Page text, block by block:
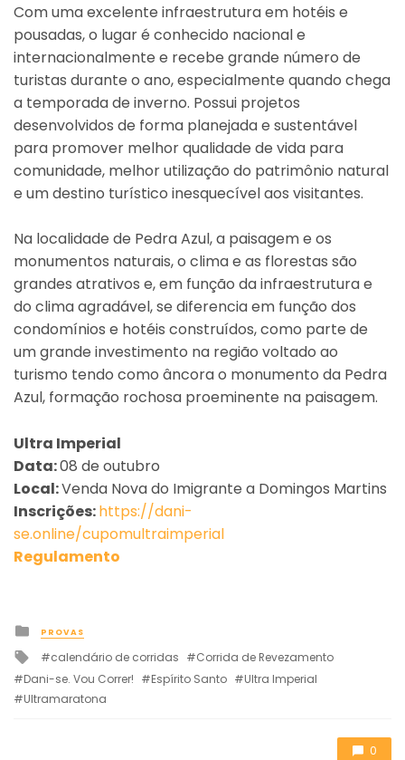
Com uma excelente infraestrutura em hotéis e
pousadas, o lugar é conhecido nacional e
internacionalmente e recebe grande número de
turistas durante o ano, especialmente quando chega
a temporada de inverno. Possui projetos
desenvolvidos de forma planejada e sustentável
para promover melhor qualidade de vida para
comunidade, melhor utilização do patrimônio natural
e um destino turístico inesquecível aos visitantes.
Na localidade de Pedra Azul, a paisagem e os
monumentos naturais, o clima e as florestas são
grandes atrativos e, em função da infraestrutura e
do clima agradável, se diferencia em função dos
condomínios e hotéis construídos, como parte de
um grande investimento na região voltado ao
turismo tendo como âncora o monumento da Pedra
Azul, formação rochosa proeminente na paisagem.
Ultra Imperial
Data:08 de outubro
Local:Venda Nova do Imigrante a Domingos Martins
Inscrições:https://dani-
se.online/cupomultraimperial
Regulamento
Posted
in
PROVAS
Tagged
with
calendário de corridas
Corrida de Revezamento
Dani-se. Vou Correr!
Espírito Santo
Ultra Imperial
Ultramaratona
0